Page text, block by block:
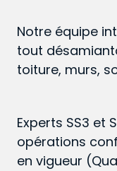
Notre équipe
tout
toiture, murs,
Experts SS3 et
opérations
en vigueur